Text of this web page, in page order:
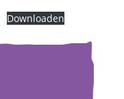
Downloaden